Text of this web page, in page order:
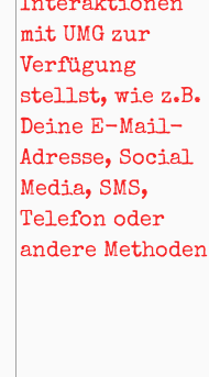
Interaktionen
mit UMG zur
Verfügung
stellst, wie z.B.
Deine E-Mail-
Adresse, Social
Media, SMS,
Telefon oder
andere Methoden